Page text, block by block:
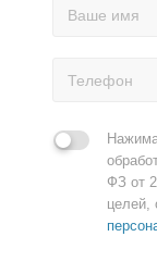
ФЗ от
целей,